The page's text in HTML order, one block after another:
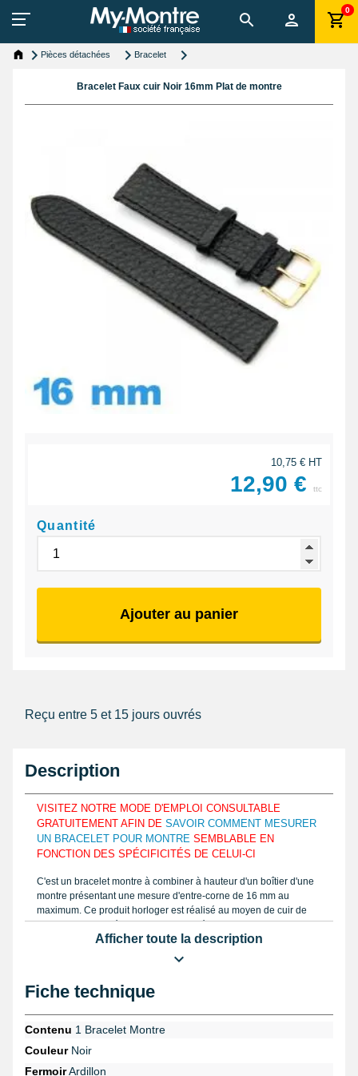
0
Pièces détachées Bracelet
Bracelet Faux cuir Noir 16mm Plat de montre
10,75 € HT
12,90 € ttc
Quantité
Ajouter au panier
Reçu entre 5 et 15 jours ouvrés
Description
VISITEZ NOTRE MODE D'EMPLOI CONSULTABLE
GRATUITEMENT AFIN DE SAVOIR COMMENT MESURER
UN BRACELET POUR MONTRE SEMBLABLE EN
FONCTION DES SPÉCIFICITÉS DE CELUI-CI
C'est un bracelet montre à combiner à hauteur d'un boîtier d'une
montre présentant une mesure d'entre-corne de 16 mm au
maximum. Ce produit horloger est réalisé au moyen de cuir de
veau vegan/synthétique dans le but d'épouser les pourtours d'un
poignet. Au moyen d'unpied à coulisseou une règle similaire à
notre tutoriel en vidéo disponible sur notre boutique, repérez
apte à s'appliquer sur différents formats, cet article de réparation
montre cuir de veau vegan/synthétique possède 7 niveaux de
L'apparence de ce produit en cuir de veau vegan/synthétique est
bracelet de montre a une épaisseur de 2,6mm et est plat.
Afficher toute la description
Fiche technique
Contenu 1 Bracelet Montre
CouleurNoir
FermoirArdillon